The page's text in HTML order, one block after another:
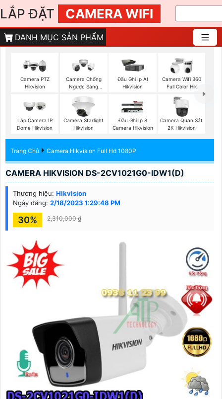
LẮP ĐẶT CAMERA WIFI
DANH MỤC SẢN PHẨM
Camera PTZ
Hikvision
Camera Chống
Ngược Sáng
Đầu Ghi Ip AI
Hikvision
Camera Wifi 360
Full Color Hik
Lắp Camera IP
Dome Hikvision
Camera Starlight
Hikvision
Đầu Ghi Ip 8
Camera Hikvision
Camera Quan Sát
2K Hikvision
Trang Chủ Camera Hikvision Full Hd 1080P
CAMERA HIKVISION DS-2CV1021G0-IDW1(D)
Thương hiệu: Hikvision
Ngày đăng: 2/18/2023 1:29:48 PM
30% 2,310,000 ₫